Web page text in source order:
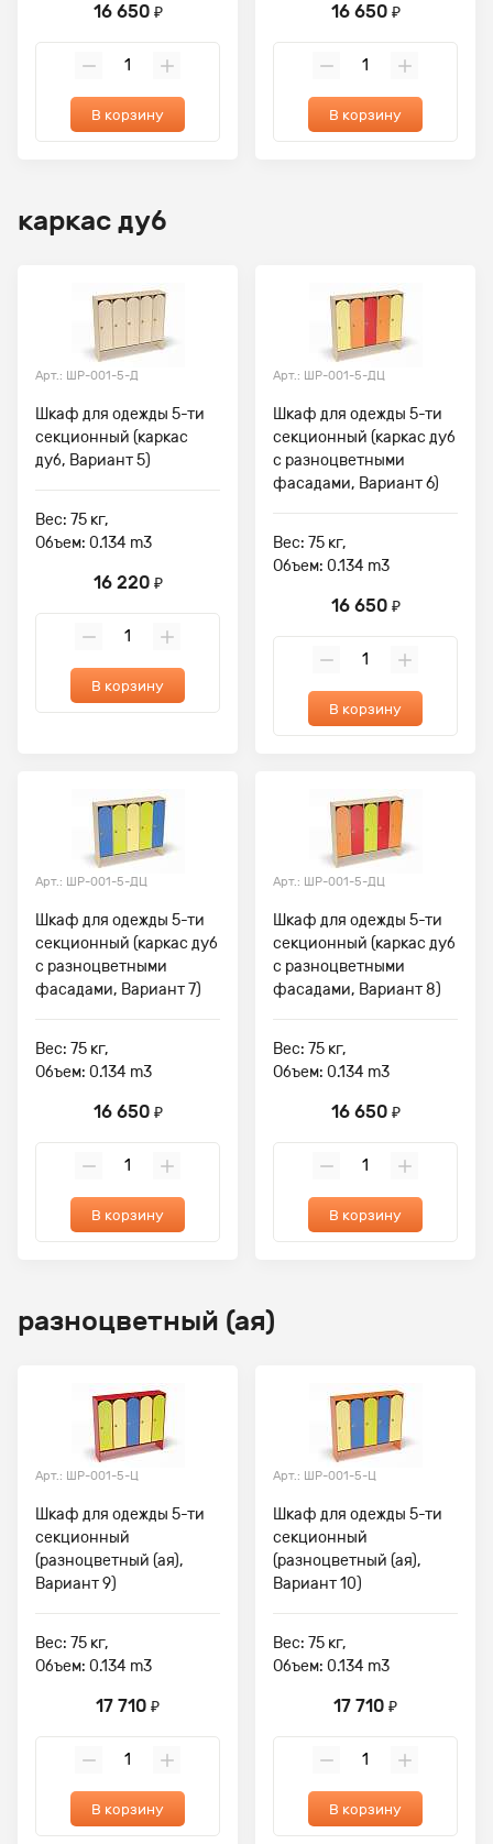
16 650 ₽
В корзину
16 650 ₽
В корзину
каркас дуб
Арт.: ШР-001-5-Д
Шкаф для одежды 5-ти
секционный (каркас
дуб, Вариант 5)
Вес: 75 кг,
Объем: 0.134 m3
16 220 ₽
В корзину
Арт.: ШР-001-5-ДЦ
Шкаф для одежды 5-ти
секционный (каркас дуб
с разноцветными
фасадами, Вариант 6)
Вес: 75 кг,
Объем: 0.134 m3
16 650 ₽
В корзину
Арт.: ШР-001-5-ДЦ
Шкаф для одежды 5-ти
секционный (каркас дуб
с разноцветными
фасадами, Вариант 7)
Вес: 75 кг,
Объем: 0.134 m3
16 650 ₽
В корзину
Арт.: ШР-001-5-ДЦ
Шкаф для одежды 5-ти
секционный (каркас дуб
с разноцветными
фасадами, Вариант 8)
Вес: 75 кг,
Объем: 0.134 m3
16 650 ₽
В корзину
разноцветный (ая)
Арт.: ШР-001-5-Ц
Шкаф для одежды 5-ти
секционный
(разноцветный (ая),
Вариант 9)
Вес: 75 кг,
Объем: 0.134 m3
17 710 ₽
В корзину
Арт.: ШР-001-5-Ц
Шкаф для одежды 5-ти
секционный
(разноцветный (ая),
Вариант 10)
Вес: 75 кг,
Объем: 0.134 m3
17 710 ₽
В корзину